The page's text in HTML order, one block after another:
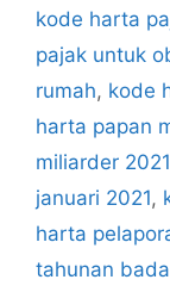
kode harta
pajak untuk
rumah, kode
harta papan
miliarder 2021
januari 2021,
harta
tahunan